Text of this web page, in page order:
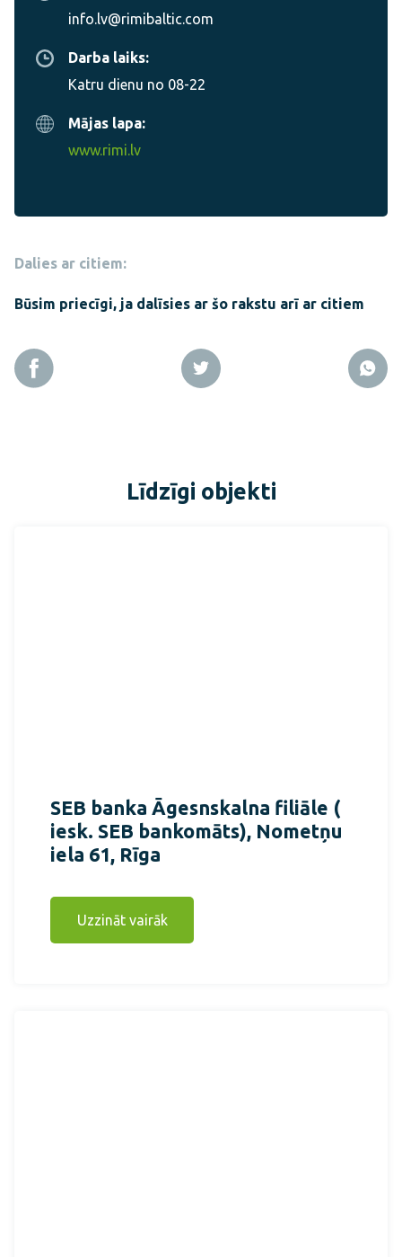
info.lv@rimibaltic.com
Darba laiks:
Katru dienu no 08-22
Mājas lapa:
www.rimi.lv
Dalies ar citiem:
Būsim priecīgi, ja dalīsies ar šo rakstu arī ar citiem
Līdzīgi objekti
SEB banka Āgesnskalna filiāle (
iesk. SEB bankomāts), Nometņu
iela 61, Rīga
Uzzināt vairāk